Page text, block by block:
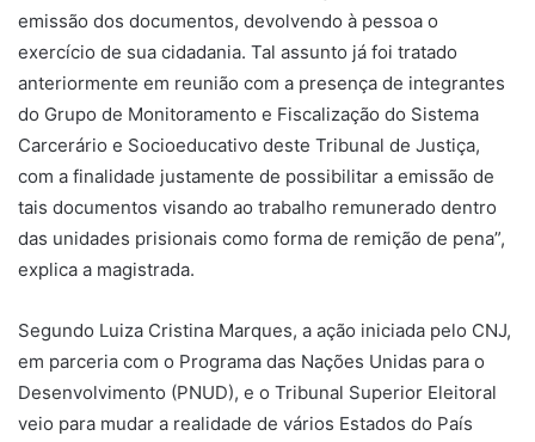
emissão dos documentos, devolvendo à pessoa o
exercício de sua cidadania. Tal assunto já foi tratado
anteriormente em reunião com a presença de integrantes
do Grupo de Monitoramento e Fiscalização do Sistema
Carcerário e Socioeducativo deste Tribunal de Justiça,
com a finalidade justamente de possibilitar a emissão de
tais documentos visando ao trabalho remunerado dentro
das unidades prisionais como forma de remição de pena”,
explica a magistrada.
Segundo Luiza Cristina Marques, a ação iniciada pelo CNJ,
em parceria com o Programa das Nações Unidas para o
Desenvolvimento (PNUD), e o Tribunal Superior Eleitoral
veio para mudar a realidade de vários Estados do País